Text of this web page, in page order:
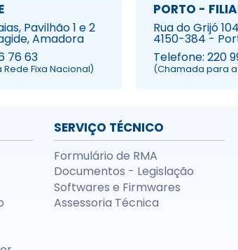
Pavilhão 1 e 2
Amadora
76 63
Fixa Nacional)
PORTO -
Rua do Grijó 104
4150-384 -
Telefone: 220
(Chamada para a
SERVIÇO TÉCNICO
Formulário de RMA
Documentos - Legislação
Softwares e Firmwares
Assessoria Técnica